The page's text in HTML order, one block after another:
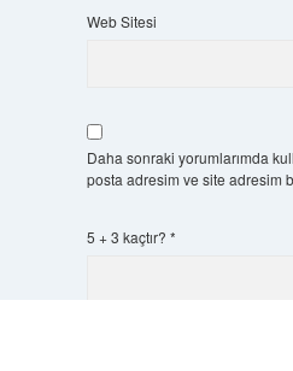
Web Sitesi
Daha sonraki yorumlarımda
posta adresim ve site adresim
5 + 3 kaçtır? *